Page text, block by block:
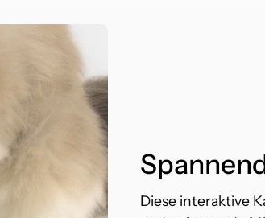
Diese interaktive